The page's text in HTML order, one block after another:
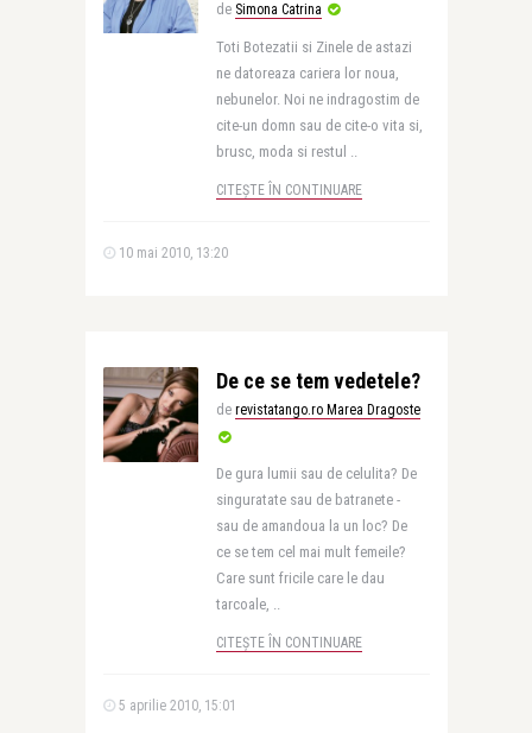
de Simona Catrina
Toti Botezatii si Zinele de astazi
ne datoreaza cariera lor noua,
nebunelor. Noi ne indragostim de
cite-un domn sau de cite-o vita si,
brusc, moda si restul ..
CITEȘTE ÎN CONTINUARE
10 mai 2010, 13:20
De ce se tem vedetele?
de revistatango.ro Marea Dragoste
De gura lumii sau de celulita? De
singuratate sau de batranete -
sau de amandoua la un loc? De
ce se tem cel mai mult femeile?
Care sunt fricile care le dau
tarcoale, ..
CITEȘTE ÎN CONTINUARE
5 aprilie 2010, 15:01